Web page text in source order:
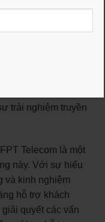
là dịch vụ
có thể tận hưởng
cao với các nội
trải nghiệm truyền
Telecom là một
này. Với sự hiểu
và kinh nghiệm
hỗ trợ khách
quyết các vấn